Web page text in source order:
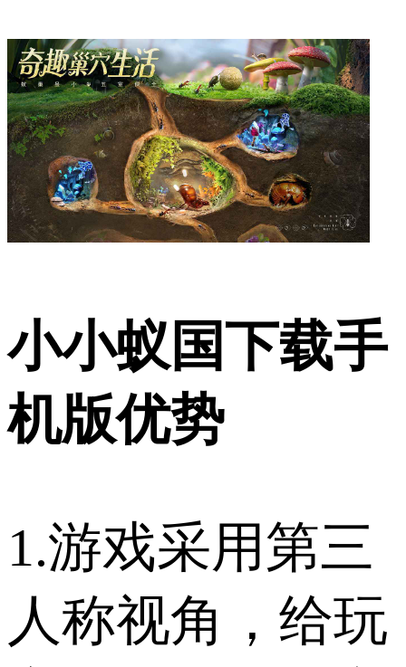
小小蚁国下载手
机版优势
1.游戏采用第三
人称视角，给玩